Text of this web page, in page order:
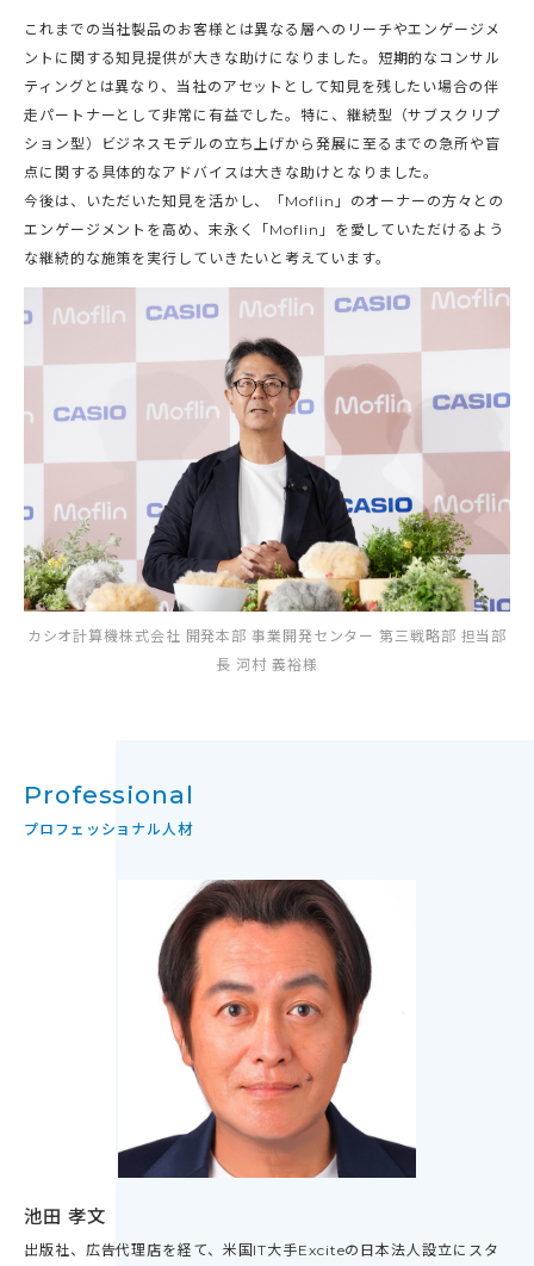
これまでの当社製品のお客様とは異なる層へのリーチやエンゲージメ
ントに関する知見提供が大きな助けになりました。短期的なコンサル
ティングとは異なり、当社のアセットとして知見を残したい場合の伴
走パートナーとして非常に有益でした。特に、継続型（サブスクリプ
ション型）ビジネスモデルの立ち上げから発展に至るまでの急所や盲
点に関する具体的なアドバイスは大きな助けとなりました。
今後は、いただいた知見を活かし、「Moflin」のオーナーの方々との
エンゲージメントを高め、末永く「Moflin」を愛していただけるよう
な継続的な施策を実行していきたいと考えています。
カシオ計算機株式会社 開発本部 事業開発センター 第三戦略部 担当部
長 河村 義裕様
Professional
プロフェッショナル人材
池田 孝文
出版社、広告代理店を経て、米国IT大手Exciteの日本法人設立にスタ